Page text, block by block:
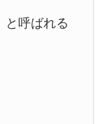
と呼ばれる